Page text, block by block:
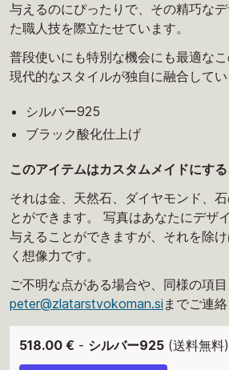
与えるのにぴったりで、その精巧な
た職人技を際立たせています。
普段使いにも特別な機会にも最適な
現代的なスタイルが独自に融合してい
シルバー925
ブラック酸化仕上げ
このアイテムはカスタムメイドにす
それは金、天然石、ダイヤモンド、
とができます。 写真はあなたにデザ
与えることができますが、それを除
く想像力です。
ご不明な点がある場合や、同様の項目
peter@zlatarstvokoman.si までご連絡
518.00 € - シルバー925 (送料無料)